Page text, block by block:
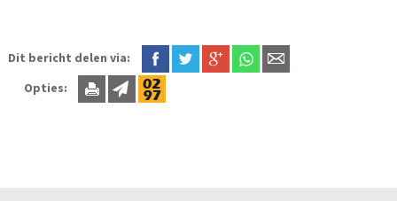
Dit bericht delen via:
Opties: